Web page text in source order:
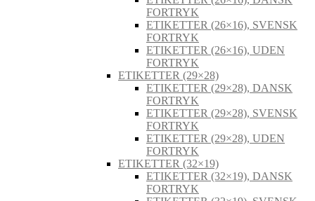
FORTRYK
ETIKETTER (26×16), SVENSK
FORTRYK
ETIKETTER (26×16), UDEN
FORTRYK
ETIKETTER (29×28)
ETIKETTER (29×28), DANSK
FORTRYK
ETIKETTER (29×28), SVENSK
FORTRYK
ETIKETTER (29×28), UDEN
FORTRYK
ETIKETTER (32×19)
ETIKETTER (32×19), DANSK
FORTRYK